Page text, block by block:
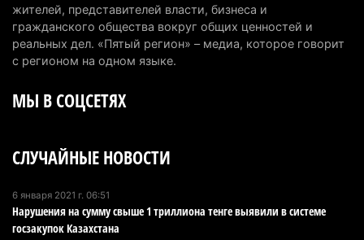
Первый раз с ИИ в первый класс: казахстанских
первоклассников начнут учить искусственному
интеллекту
Казахстанцы назвали доход, при котором не
6 августа 2026 г. 09:52
Пожар в Аксайском ущелье под Алматы
полностью ликвидирован спустя три дня
6 августа 2026 г. 08:51
жителей, представителей власти, бизнеса и
гражданского общества вокруг общих ценностей и
реальных дел. «Пятый регион» – медиа, которое говорит
с регионом на одном языке.
МЫ В СОЦСЕТЯХ
СЛУЧАЙНЫЕ НОВОСТИ
6 января 2021 г. 06:51
Нарушения на сумму свыше 1 триллиона тенге выявили в системе
госзакупок Казахстана